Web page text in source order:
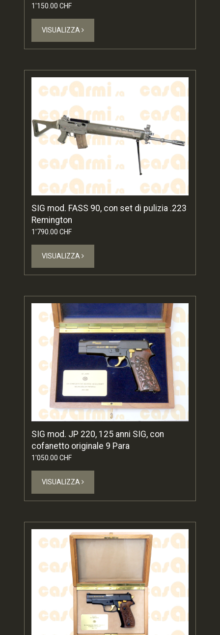
1'150.00 CHF
VISUALIZZA
SIG mod. FASS 90, con set di pulizia .223
Remington
1'790.00 CHF
VISUALIZZA
SIG mod. JP 220, 125 anni SIG, con
cofanetto originale 9 Para
1'050.00 CHF
VISUALIZZA